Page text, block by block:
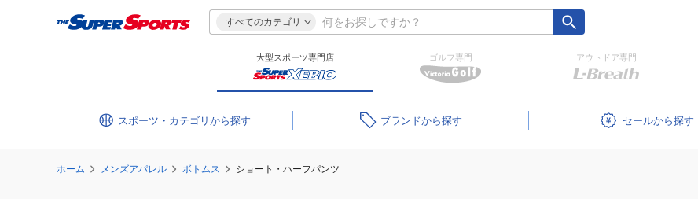
すべてのカテゴリ
大型スポーツ専門店 ゴルフ専門 アウトドア専門
スポーツ・カテゴリ ブランド セール
ホーム メンズアパレル ボトムス ショート・ハーフパンツ